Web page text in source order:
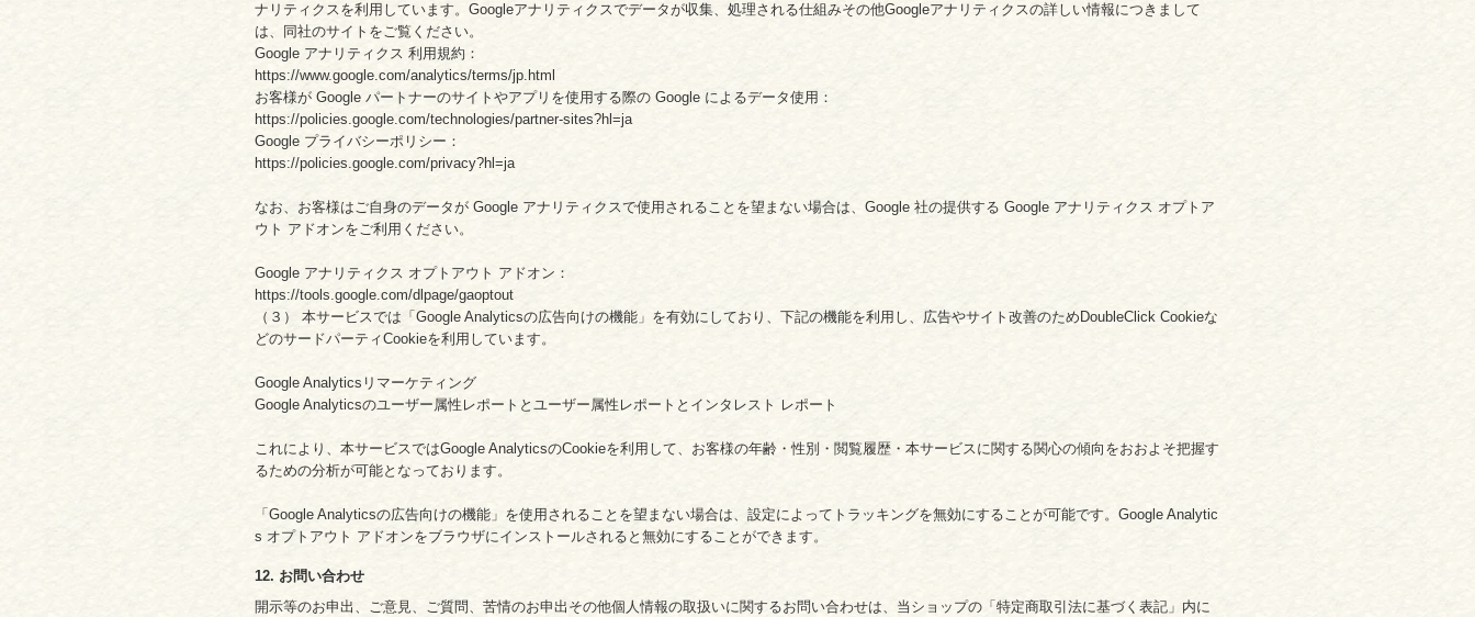
ナリティクスを利用しています。Googleアナリティクスでデータが収集、処理される仕組みその他Googleアナリティクスの詳しい情報につきまして
は、同社のサイトをご覧ください。
Google アナリティクス 利用規約：
https://www.google.com/analytics/terms/jp.html
お客様が Google パートナーのサイトやアプリを使用する際の Google によるデータ使用：
https://policies.google.com/technologies/partner-sites?hl=ja
Google プライバシーポリシー：
https://policies.google.com/privacy?hl=ja
なお、お客様はご自身のデータが Google アナリティクスで使用されることを望まない場合は、Google 社の提供する Google アナリティクス オプトア
ウト アドオンをご利用ください。
Google アナリティクス オプトアウト アドオン：
https://tools.google.com/dlpage/gaoptout
（３） 本サービスでは「Google Analyticsの広告向けの機能」を有効にしており、下記の機能を利用し、広告やサイト改善のためDoubleClick Cookieな
どのサードパーティCookieを利用しています。
Google Analyticsリマーケティング
Google Analyticsのユーザー属性レポートとユーザー属性レポートとインタレスト レポート
これにより、本サービスではGoogle AnalyticsのCookieを利用して、お客様の年齢・性別・閲覧履歴・本サービスに関する関心の傾向をおおよそ把握す
るための分析が可能となっております。
「Google Analyticsの広告向けの機能」を使用されることを望まない場合は、設定によってトラッキングを無効にすることが可能です。Google Analytic
s オプトアウト アドオンをブラウザにインストールされると無効にすることができます。
12. お問い合わせ
開示等のお申出、ご意見、ご質問、苦情のお申出その他個人情報の取扱いに関するお問い合わせは、当ショップの「特定商取引法に基づく表記」内に